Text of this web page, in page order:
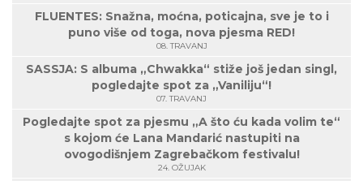
FLUENTES: Snažna, moćna, poticajna, sve je to i
puno više od toga, nova pjesma RED!
08. TRAVANJ
SASSJA: S albuma „Chwakka“ stiže još jedan singl,
pogledajte spot za „Vaniliju“!
07. TRAVANJ
Pogledajte spot za pjesmu „A što ću kada volim te“
s kojom će Lana Mandarić nastupiti na
ovogodišnjem Zagrebačkom festivalu!
24. OŽUJAK